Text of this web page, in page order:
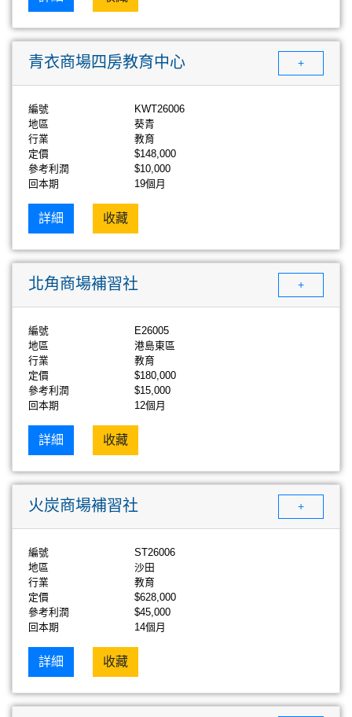
青衣商場四房教育中心 +
編號
KWT26006
地區
葵青
行業
教育
定價
$148,000
參考利潤
$10,000
回本期
19個月
詳細 收藏
北角商場補習社 +
編號
E26005
地區
港島東區
行業
教育
定價
$180,000
參考利潤
$15,000
回本期
12個月
詳細 收藏
火炭商場補習社 +
編號
ST26006
地區
沙田
行業
教育
定價
$628,000
參考利潤
$45,000
回本期
14個月
詳細 收藏